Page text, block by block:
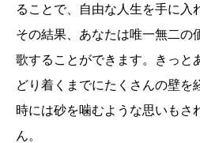
ることで、自由な人生を手に入
その結果、あなたは唯一無二の
歌することができます。きっと
どり着くまでにたくさんの壁を
時には砂を噛むような思いもさ
ん。